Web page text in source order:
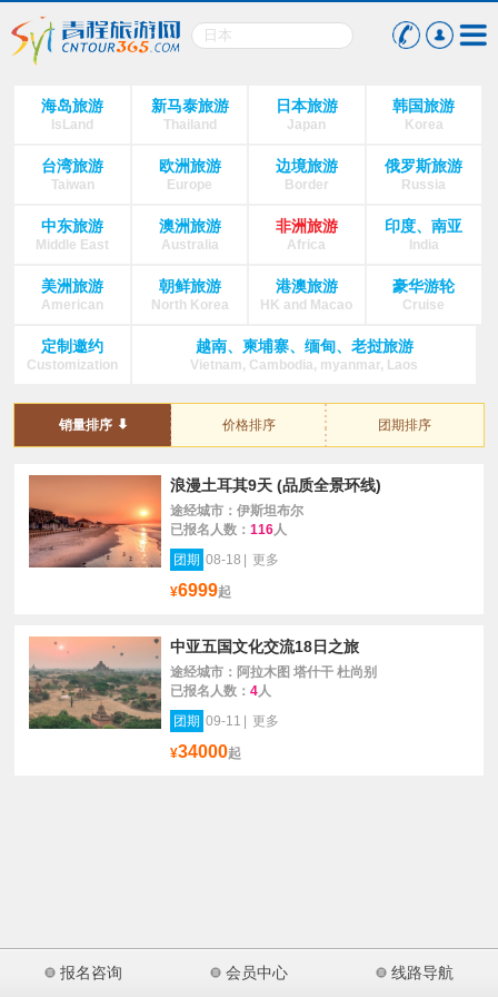
海岛旅游
IsLand
新马泰旅游
Thailand
日本旅游
Japan
韩国旅游
Korea
台湾旅游
Taiwan
欧洲旅游
Europe
边境旅游
Border
俄罗斯旅游
Russia
中东旅游
Middle East
澳洲旅游
Australia
非洲旅游
Africa
印度、南亚
India
美洲旅游
American
朝鲜旅游
North Korea
港澳旅游
HK and Macao
豪华游轮
Cruise
定制邀约
Customization
越南、柬埔寨、缅甸、老挝旅游
Vietnam, Cambodia, myanmar, Laos
销量排序 价格排序 团期排序
浪漫土耳其9天 (品质全景环线)
途经城市：伊斯坦布尔
已报名人数： 116人
团期 08-18 更多
¥6999起
中亚五国文化交流18日之旅
途经城市：阿拉木图 塔什干 杜尚别
已报名人数： 4人
团期 09-11 更多
¥34000起
报名咨询 会员中心 线路导航